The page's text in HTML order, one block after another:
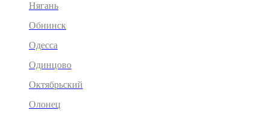
Нягань
Обнинск
Одесса
Одинцово
Октябрьский
Олонец